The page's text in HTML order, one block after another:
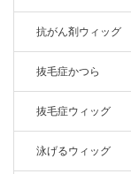
抗がん剤ウィッグ
抜毛症かつら
抜毛症ウィッグ
泳げるウィッグ